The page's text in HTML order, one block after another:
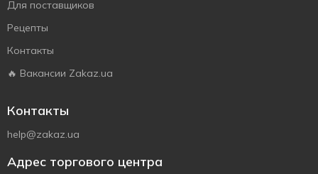
Для поставщиков
Рецепты
Контакты
🔥 Вакансии Zakaz.ua
Контакты
help@zakaz.ua
Адрес торгового центра